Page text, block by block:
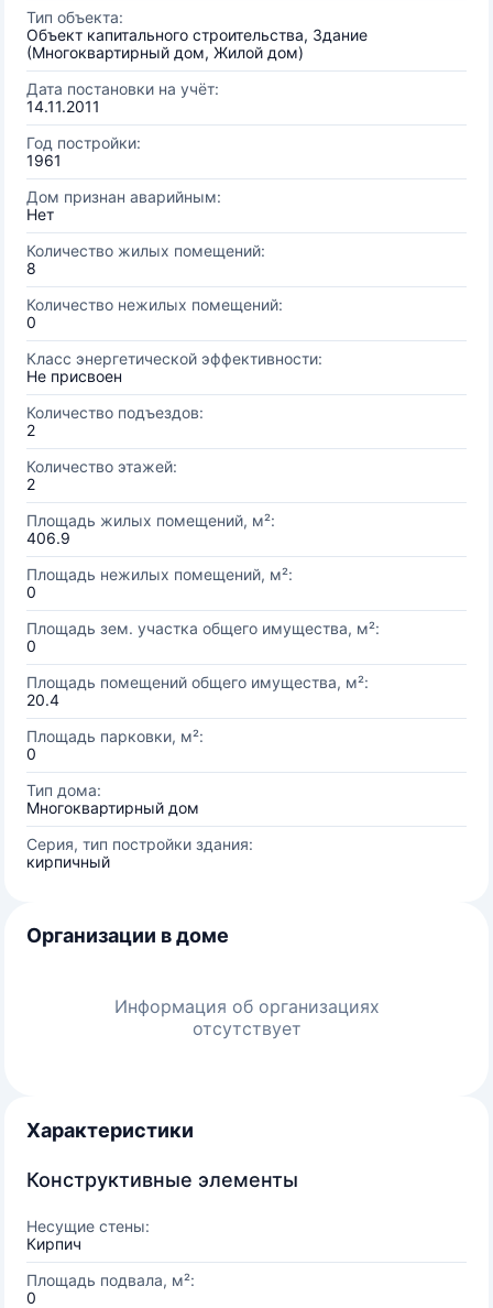
Тип объекта:
Объект капитального строительства, Здание
(Многоквартирный дом, Жилой дом)
Дата постановки на учёт:
14.11.2011
Год постройки:
1961
Дом признан аварийным:
Нет
Количество жилых помещений:
8
Количество нежилых помещений:
0
Класс энергетической эффективности:
Не присвоен
Количество подъездов:
2
Количество этажей:
2
Площадь жилых помещений, м²:
406.9
Площадь нежилых помещений, м²:
0
Площадь зем. участка общего имущества, м²:
0
Площадь помещений общего имущества, м²:
20.4
Площадь парковки, м²:
0
Тип дома:
Многоквартирный дом
Серия, тип постройки здания:
кирпичный
Организации в доме
Информация об организациях
отсутствует
Характеристики
Конструктивные элементы
Несущие стены:
Кирпич
Площадь подвала, м²:
0